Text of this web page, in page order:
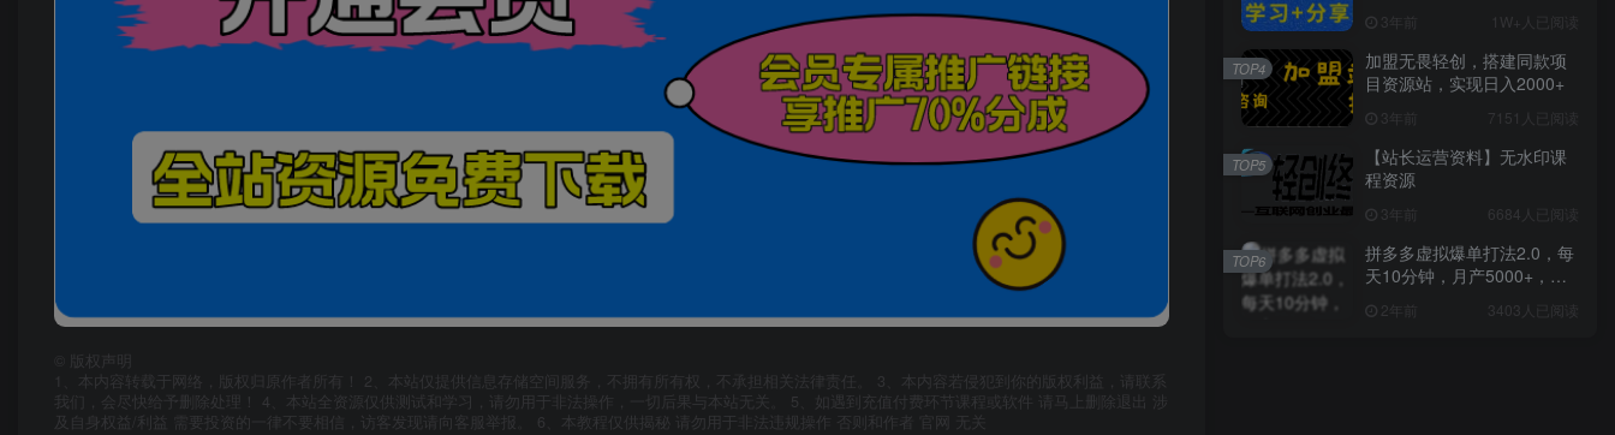
版权声明
1、本内容转载于网络，版权归原作者所有！ 2、本站仅提供信息存储空间服务，不拥有所有权，不承担相关法律责任。 3、本内容若侵犯到你的版权利益，请联系
我们，会尽快给予删除处理！ 4、本站全资源仅供测试和学习，请勿用于非法操作，一切后果与本站无关。 5、如遇到充值付费环节课程或软件 请马上删除退出 涉
及自身权益/利益 需要投资的一律不要相信，访客发现请向客服举报。 6、本教程仅供揭秘 请勿用于非法违规操作 否则和作者 官网 无关
3年前 1W+人已阅读
加盟无畏轻创，搭建同款项
目资源站，实现日入2000+
3年前 7151人已阅读
TOP4
【站长运营资料】无水印课
程资源
3年前 6684人已阅读
TOP5
拼多多虚拟爆单打法2.0，每
天10分钟，月产5000+，从0
2年前 3403人已阅读
TOP6